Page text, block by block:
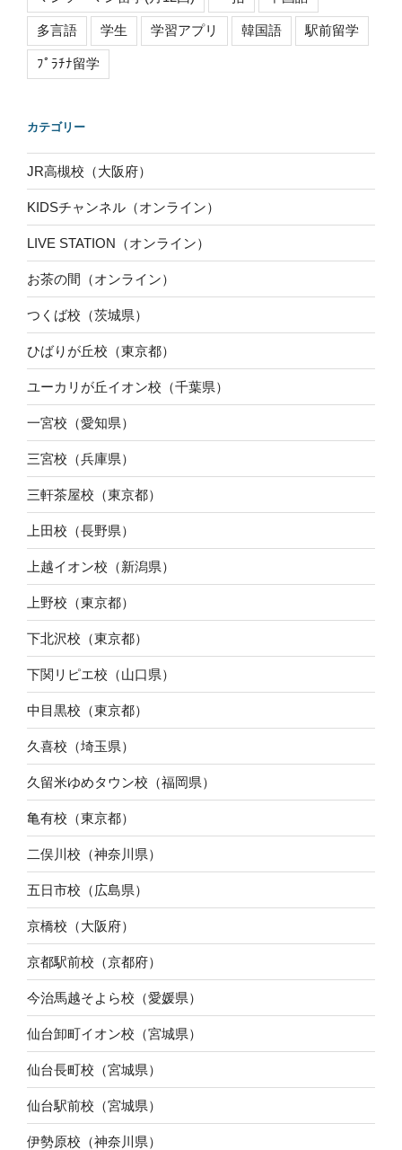
多言語 学生 学習アプリ 韓国語 駅前留学
ﾌﾟﾗﾁﾅ留学
カテゴリー
JR高槻校（大阪府）
KIDSチャンネル（オンライン）
LIVE STATION（オンライン）
お茶の間（オンライン）
つくば校（茨城県）
ひばりが丘校（東京都）
ユーカリが丘イオン校（千葉県）
一宮校（愛知県）
三宮校（兵庫県）
三軒茶屋校（東京都）
上田校（長野県）
上越イオン校（新潟県）
上野校（東京都）
下北沢校（東京都）
下関リピエ校（山口県）
中目黒校（東京都）
久喜校（埼玉県）
久留米ゆめタウン校（福岡県）
亀有校（東京都）
二俣川校（神奈川県）
五日市校（広島県）
京橋校（大阪府）
京都駅前校（京都府）
今治馬越そよら校（愛媛県）
仙台卸町イオン校（宮城県）
仙台長町校（宮城県）
仙台駅前校（宮城県）
伊勢原校（神奈川県）